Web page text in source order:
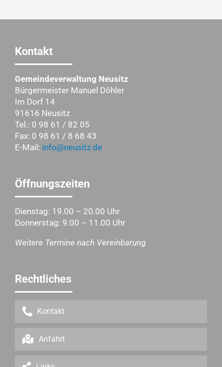
Kontakt
Gemeindeverwaltung Neusitz
Bürgermeister Manuel Döhler
Im Dorf 14
91616 Neusitz
Tel.: 0 98 61 / 82 05
Fax: 0 98 61 / 8 68 43
E-Mail: info@neusitz.de
Öffnungszeiten
Dienstag: 19.00 – 20.00 Uhr
Donnerstag: 9.00 – 11.00 Uhr
Weitere Termine nach Vereinbarung
Rechtliches
Kontakt
Anfahrt